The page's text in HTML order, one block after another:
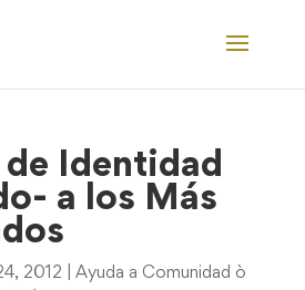
Identidad
a los Más
2012
Ayuda a Comunidad ò